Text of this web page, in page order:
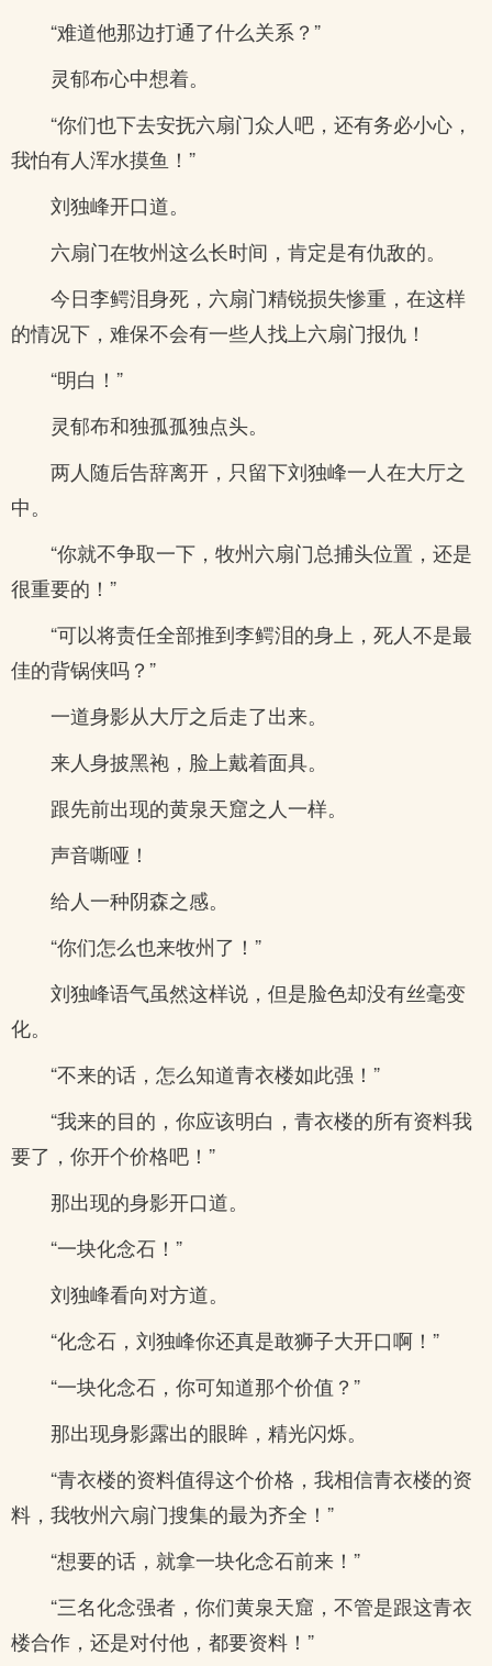
“难道他那边打通了什么关系？”
灵郁布心中想着。
“你们也下去安抚六扇门众人吧，还有务必小心，
我怕有人浑水摸鱼！”
刘独峰开口道。
六扇门在牧州这么长时间，肯定是有仇敌的。
今日李鳄泪身死，六扇门精锐损失惨重，在这样
的情况下，难保不会有一些人找上六扇门报仇！
“明白！”
灵郁布和独孤孤独点头。
两人随后告辞离开，只留下刘独峰一人在大厅之
中。
“你就不争取一下，牧州六扇门总捕头位置，还是
很重要的！”
“可以将责任全部推到李鳄泪的身上，死人不是最
佳的背锅侠吗？”
一道身影从大厅之后走了出来。
来人身披黑袍，脸上戴着面具。
跟先前出现的黄泉天窟之人一样。
声音嘶哑！
给人一种阴森之感。
“你们怎么也来牧州了！”
刘独峰语气虽然这样说，但是脸色却没有丝毫变
化。
“不来的话，怎么知道青衣楼如此强！”
“我来的目的，你应该明白，青衣楼的所有资料我
要了，你开个价格吧！”
那出现的身影开口道。
“一块化念石！”
刘独峰看向对方道。
“化念石，刘独峰你还真是敢狮子大开口啊！”
“一块化念石，你可知道那个价值？”
那出现身影露出的眼眸，精光闪烁。
“青衣楼的资料值得这个价格，我相信青衣楼的资
料，我牧州六扇门搜集的最为齐全！”
“想要的话，就拿一块化念石前来！”
“三名化念强者，你们黄泉天窟，不管是跟这青衣
楼合作，还是对付他，都要资料！”